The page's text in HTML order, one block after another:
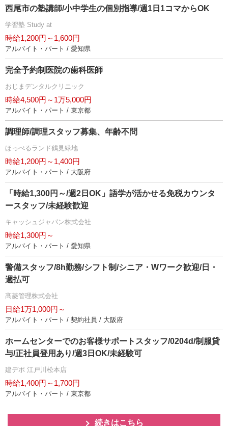
西尾市の塾講師/小中学生の個別指導/週1日1コマからOK
学習塾 Study at
時給1,200円～1,600円
アルバイト・パート / 愛知県
完全予約制医院の歯科医師
おじまデンタルクリニック
時給4,500円～1万5,000円
アルバイト・パート / 東京都
調理師/調理スタッフ募集、年齢不問
ほっぺるランド鶴見緑地
時給1,200円～1,400円
アルバイト・パート / 大阪府
「時給1,300円～/週2日OK」語学が活かせる免税カウンタ
ースタッフ/未経験歓迎
キャッシュジャパン株式会社
時給1,300円～
アルバイト・パート / 愛知県
警備スタッフ/8h勤務/シフト制/シニア・Wワーク歓迎/日・
週払可
髙菱管理株式会社
日給1万1,000円～
アルバイト・パート / 契約社員 / 大阪府
ホームセンターでのお客様サポートスタッフ/0204d/制服貸
与/正社員登用あり/週3日OK/未経験可
建デポ 江戸川松本店
時給1,400円～1,700円
アルバイト・パート / 東京都
続きはこちら